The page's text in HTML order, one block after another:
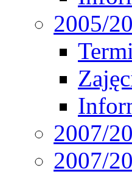
2005/
2007/
2007/